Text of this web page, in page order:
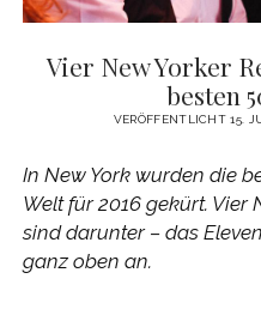
Vier New Yorker
besten
VERÖFFENTLICHT 15.
In New York wurden die
Welt für 2016 gekürt. Vier
sind darunter – das
ganz oben an.